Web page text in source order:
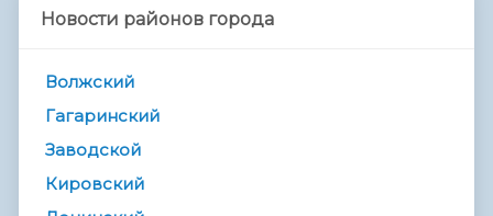
Новости районов города
Волжский
Гагаринский
Заводской
Кировский